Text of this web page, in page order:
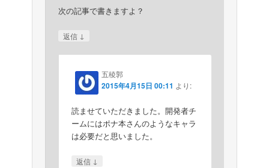
次の記事で書きますよ？
返信 ↓
五稜郭
2015年4月15日 00:11 より:
読ませていただきました。開発者チ
ームにはポナ本さんのようなキャラ
は必要だと思いました。
返信 ↓